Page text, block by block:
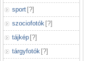
sport [?]
szociofotók [?]
tájkép [?]
tárgyfotók [?]